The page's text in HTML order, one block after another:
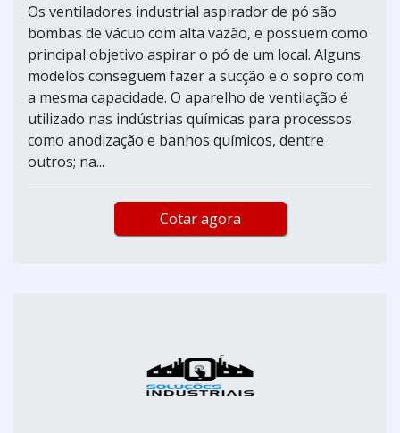
Os ventiladores industrial aspirador de pó são
bombas de vácuo com alta vazão, e possuem como
principal objetivo aspirar o pó de um local. Alguns
modelos conseguem fazer a sucção e o sopro com
a mesma capacidade. O aparelho de ventilação é
utilizado nas indústrias químicas para processos
como anodização e banhos químicos, dentre
outros; na...
Cotar agora